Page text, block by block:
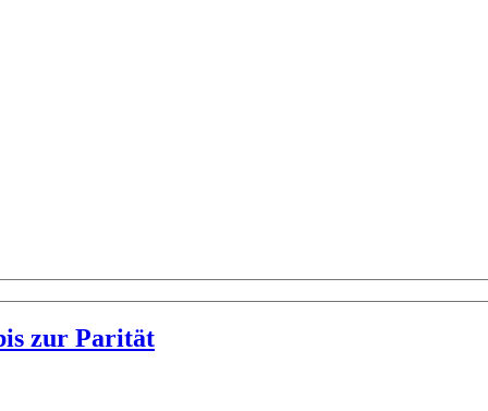
zur Parität